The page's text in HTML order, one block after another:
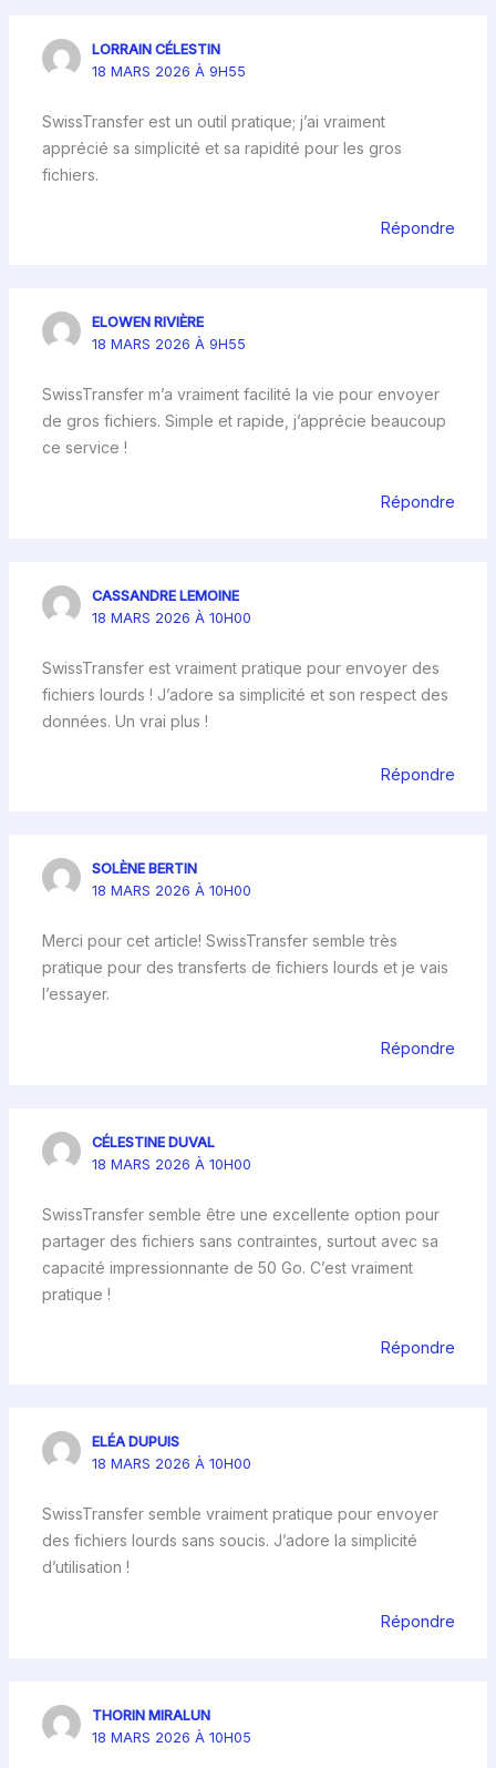
LORRAIN CÉLESTIN
18 MARS 2026 À 9H55
SwissTransfer est un outil pratique; j’ai vraiment
apprécié sa simplicité et sa rapidité pour les gros
fichiers.
Répondre
ELOWEN RIVIÈRE
18 MARS 2026 À 9H55
SwissTransfer m’a vraiment facilité la vie pour envoyer
de gros fichiers. Simple et rapide, j’apprécie beaucoup
ce service !
Répondre
CASSANDRE LEMOINE
18 MARS 2026 À 10H00
SwissTransfer est vraiment pratique pour envoyer des
fichiers lourds ! J’adore sa simplicité et son respect des
données. Un vrai plus !
Répondre
SOLÈNE BERTIN
18 MARS 2026 À 10H00
Merci pour cet article! SwissTransfer semble très
pratique pour des transferts de fichiers lourds et je vais
l’essayer.
Répondre
CÉLESTINE DUVAL
18 MARS 2026 À 10H00
SwissTransfer semble être une excellente option pour
partager des fichiers sans contraintes, surtout avec sa
capacité impressionnante de 50 Go. C’est vraiment
pratique !
Répondre
ELÉA DUPUIS
18 MARS 2026 À 10H00
SwissTransfer semble vraiment pratique pour envoyer
des fichiers lourds sans soucis. J’adore la simplicité
d’utilisation !
Répondre
THORIN MIRALUN
18 MARS 2026 À 10H05